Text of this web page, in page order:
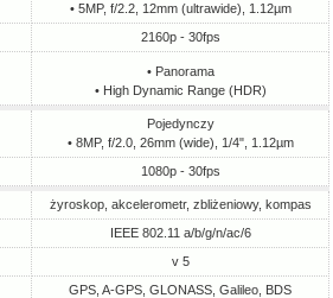
• 5MP, f/2.2, 12mm (ultrawide), 1.12µm
2160p - 30fps
• Panorama
• High Dynamic Range (HDR)
Pojedynczy
• 8MP, f/2.0, 26mm (wide), 1/4", 1.12µm
1080p - 30fps
żyroskop, akcelerometr, zbliżeniowy, kompas
IEEE 802.11 a/b/g/n/ac/6
v 5
GPS, A-GPS, GLONASS, Galileo, BDS